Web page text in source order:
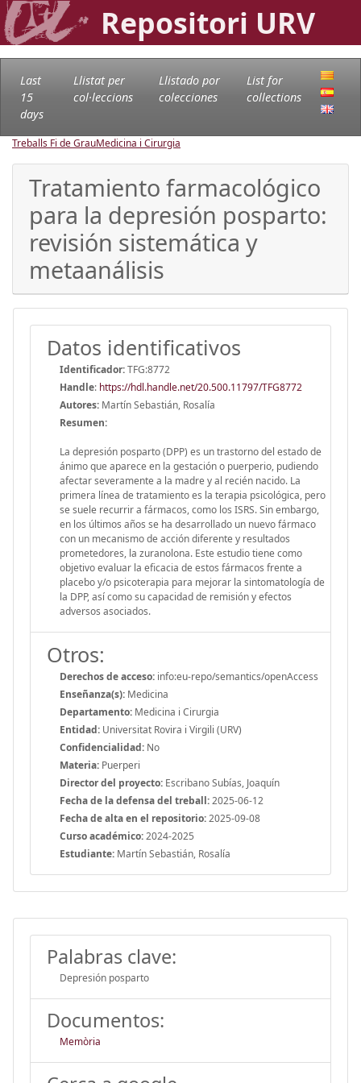
Repositori URV
Last
15
days
Llistat per
col·leccions
Llistado por
colecciones
List for
collections
Treballs Fi de GrauMedicina i Cirurgia
Tratamiento farmacológico
para la depresión posparto:
revisión sistemática y
metaanálisis
Datos identificativos
Identificador:TFG:8772
Handle: https://hdl.handle.net/20.500.11797/TFG8772
Autores: Martín Sebastián, Rosalía
Resumen:
La depresión posparto (DPP) es un trastorno del estado de
ánimo que aparece en la gestación o puerperio, pudiendo
afectar severamente a la madre y al recién nacido. La
primera línea de tratamiento es la terapia psicológica, pero
se suele recurrir a fármacos, como los ISRS. Sin embargo,
en los últimos años se ha desarrollado un nuevo fármaco
con un mecanismo de acción diferente y resultados
prometedores, la zuranolona. Este estudio tiene como
objetivo evaluar la eficacia de estos fármacos frente a
placebo y/o psicoterapia para mejorar la sintomatología de
la DPP, así como su capacidad de remisión y efectos
adversos asociados.
Otros:
Derechos de acceso: info:eu-repo/semantics/openAccess
Enseñanza(s): Medicina
Departamento: Medicina i Cirurgia
Entidad: Universitat Rovira i Virgili (URV)
Confidencialidad: No
Materia: Puerperi
Director del proyecto: Escribano Subías, Joaquín
Fecha de la defensa del treball:2025-06-12
Fecha de alta en el repositorio:2025-09-08
Curso académico:2024-2025
Estudiante: Martín Sebastián, Rosalía
Palabras clave:
Depresión posparto
Documentos:
Memòria